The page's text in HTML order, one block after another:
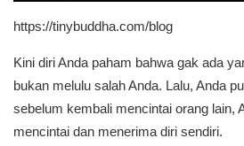
https://tinybuddha.com/blog
Kini diri Anda paham bahwa gak ada
bukan melulu salah Anda. Lalu, Anda
sebelum kembali mencintai orang lain,
mencintai dan menerima diri sendiri.